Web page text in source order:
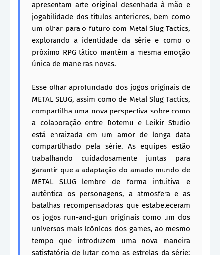
apresentam arte original desenhada à mão e
jogabilidade dos títulos anteriores, bem como
um olhar para o futuro com Metal Slug Tactics,
explorando a identidade da série e como o
próximo RPG tático mantém a mesma emoção
única de maneiras novas.
Esse olhar aprofundado dos jogos originais de
METAL SLUG, assim como de Metal Slug Tactics,
compartilha uma nova perspectiva sobre como
a colaboração entre Dotemu e Leikir Studio
está enraizada em um amor de longa data
compartilhado pela série. As equipes estão
trabalhando cuidadosamente juntas para
garantir que a adaptação do amado mundo de
METAL SLUG lembre de forma intuitiva e
autêntica os personagens, a atmosfera e as
batalhas recompensadoras que estabeleceram
os jogos run-and-gun originais como um dos
universos mais icônicos dos games, ao mesmo
tempo que introduzem uma nova maneira
satisfatória de lutar como as estrelas da série: